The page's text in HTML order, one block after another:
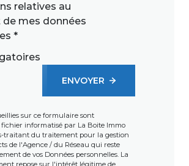
relatives au
mes données
*
ENVOYER
sur ce formulaire sont
informatisé par La Boite Immo
traitant du traitement pour la gestion
de l'Agence / du Réseau qui reste
de vos Données personnelles. La
repose sur l'intérêt légitime de